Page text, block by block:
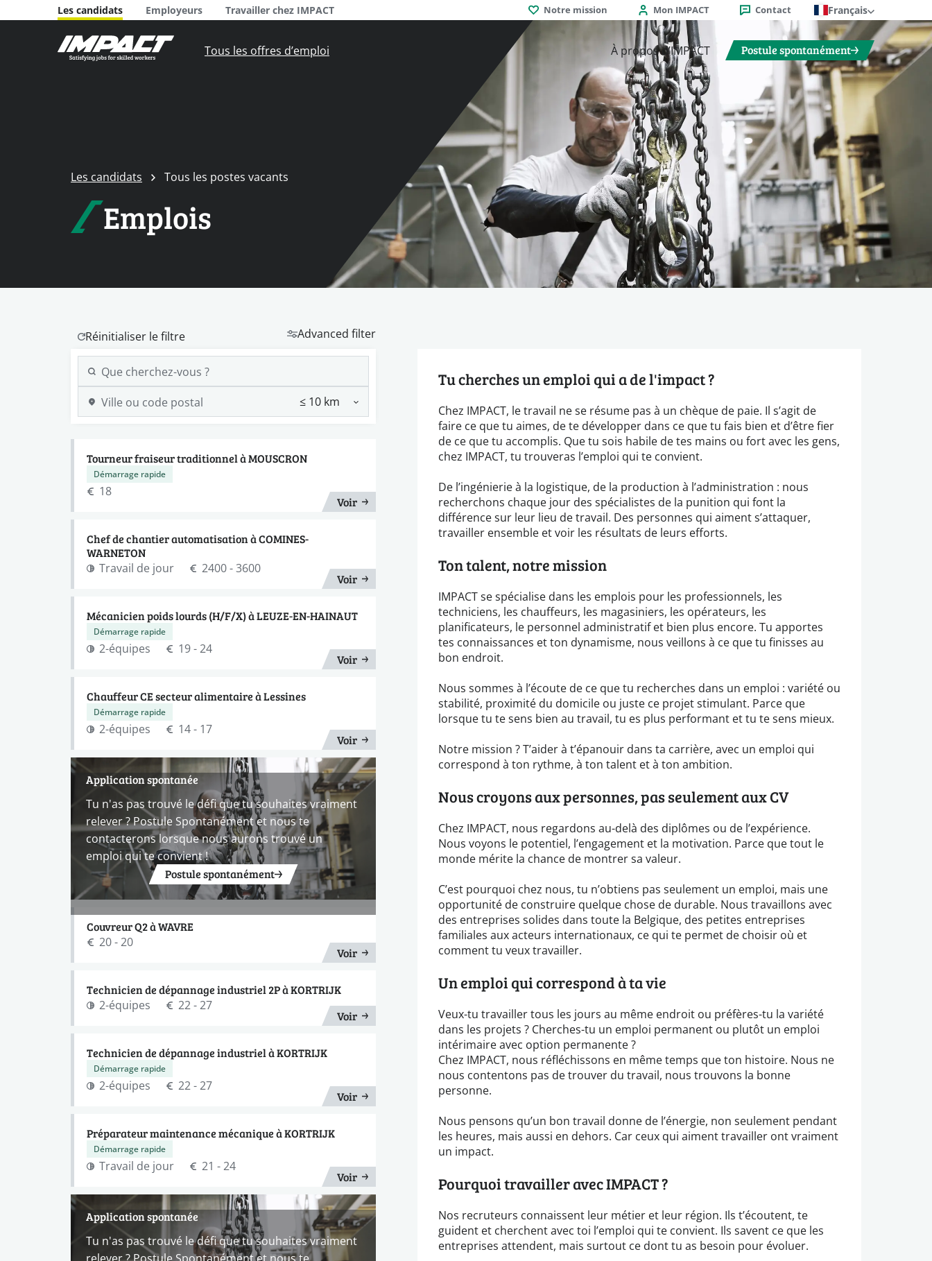
Les candidats Employeurs Travailler chez IMPACT Notre mission Mon IMPACT Contact Français
Tous les offres d’emploi À propos d’IMPACT Postule spontanément
Les candidats Tous les postes vacants
Emplois
Advanced filter
Tourneur fraiseur traditionnel à MOUSCRON
Démarrage rapide
18
Voir
Chef de chantier automatisation à COMINES-
WARNETON
Travail de jour
2400 - 3600
Voir
Mécanicien poids lourds (H/F/X) à LEUZE-EN-HAINAUT
Démarrage rapide
2-équipes 19 - 24
Voir
Chauffeur CE secteur alimentaire à Lessines
Démarrage rapide
2-équipes 14 - 17
Voir
Application spontanée
Tu n'as pas trouvé le défi que tu souhaites vraiment
relever ? Postule Spontanément et nous te
contacterons lorsque nous aurons trouvé un
emploi qui te convient !
Postule spontanément
Couvreur Q2 à WAVRE
20 - 20
Voir
Technicien de dépannage industriel 2P à KORTRIJK
2-équipes
22 - 27
Voir
Technicien de dépannage industriel à KORTRIJK
Démarrage rapide
2-équipes 22 - 27
Voir
Préparateur maintenance mécanique à KORTRIJK
Démarrage rapide
Travail de jour 21 - 24
Voir
Application spontanée
Tu n'as pas trouvé le défi que tu souhaites vraiment
relever ? Postule Spontanément et nous te
Tu cherches un emploi qui a de l'impact ?
Chez IMPACT, le travail ne se résume pas à un chèque de paie. Il s’agit de
faire ce que tu aimes, de te développer dans ce que tu fais bien et d’être fier
de ce que tu accomplis. Que tu sois habile de tes mains ou fort avec les gens,
chez IMPACT, tu trouveras l’emploi qui te convient.
De l’ingénierie à la logistique, de la production à l’administration : nous
recherchons chaque jour des spécialistes de la punition qui font la
différence sur leur lieu de travail. Des personnes qui aiment s’attaquer,
travailler ensemble et voir les résultats de leurs efforts.
Ton talent, notre mission
IMPACT se spécialise dans les emplois pour les professionnels, les
techniciens, les chauffeurs, les magasiniers, les opérateurs, les
planificateurs, le personnel administratif et bien plus encore. Tu apportes
tes connaissances et ton dynamisme, nous veillons à ce que tu finisses au
bon endroit.
Nous sommes à l’écoute de ce que tu recherches dans un emploi : variété ou
stabilité, proximité du domicile ou juste ce projet stimulant. Parce que
lorsque tu te sens bien au travail, tu es plus performant et tu te sens mieux.
Notre mission ? T’aider à t’épanouir dans ta carrière, avec un emploi qui
correspond à ton rythme, à ton talent et à ton ambition.
Nous croyons aux personnes, pas seulement aux CV
Chez IMPACT, nous regardons au-delà des diplômes ou de l’expérience.
Nous voyons le potentiel, l’engagement et la motivation. Parce que tout le
monde mérite la chance de montrer sa valeur.
C’est pourquoi chez nous, tu n’obtiens pas seulement un emploi, mais une
opportunité de construire quelque chose de durable. Nous travaillons avec
des entreprises solides dans toute la Belgique, des petites entreprises
familiales aux acteurs internationaux, ce qui te permet de choisir où et
comment tu veux travailler.
Un emploi qui correspond à ta vie
Veux-tu travailler tous les jours au même endroit ou préfères-tu la variété
dans les projets ? Cherches-tu un emploi permanent ou plutôt un emploi
intérimaire avec option permanente ?
Chez IMPACT, nous réfléchissons en même temps que ton histoire. Nous ne
nous contentons pas de trouver du travail, nous trouvons la bonne
personne.
Nous pensons qu’un bon travail donne de l’énergie, non seulement pendant
les heures, mais aussi en dehors. Car ceux qui aiment travailler ont vraiment
un impact.
Pourquoi travailler avec IMPACT ?
Nos recruteurs connaissent leur métier et leur région. Ils t’écoutent, te
guident et cherchent avec toi l’emploi qui te convient. Ils savent ce que les
entreprises attendent, mais surtout ce dont tu as besoin pour évoluer.